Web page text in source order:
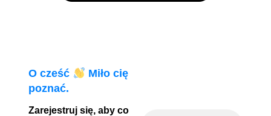
O cześć
Miło cię
poznać.
Zarejestruj się, aby co